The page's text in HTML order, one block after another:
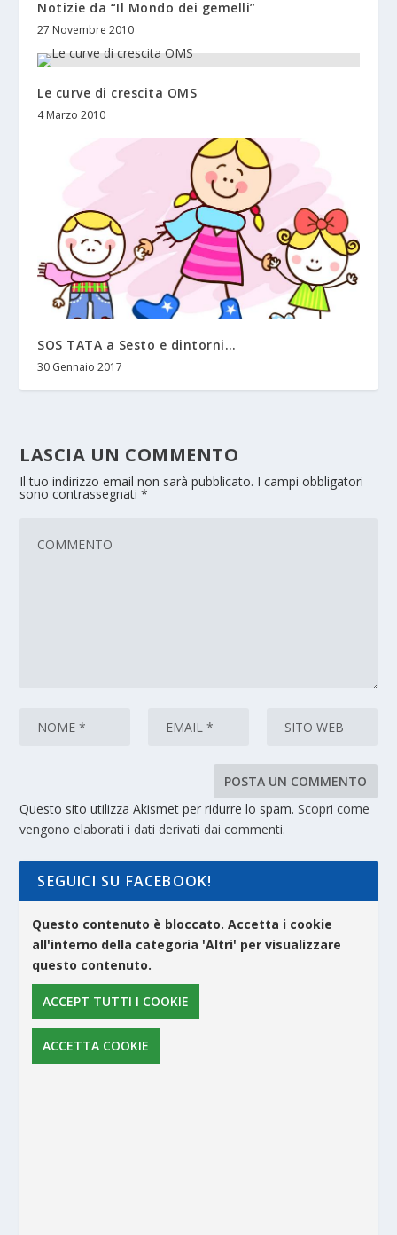
Notizie da “Il Mondo dei gemelli”
27 Novembre 2010
Le curve di crescita OMS
4 Marzo 2010
SOS TATA a Sesto e dintorni…
30 Gennaio 2017
LASCIA UN COMMENTO
Il tuo indirizzo email non sarà pubblicato. I campi obbligatori
sono contrassegnati*
Questo sito utilizza Akismet per ridurre lo spam.Scopri come
vengono elaborati i dati derivati dai commenti.
SEGUICI SU FACEBOOK!
Questo contenuto è bloccato. Accetta i cookie
all'interno della categoria 'Altri' per visualizzare
questo contenuto.
ACCEPT TUTTI I COOKIE
ACCETTA COOKIE